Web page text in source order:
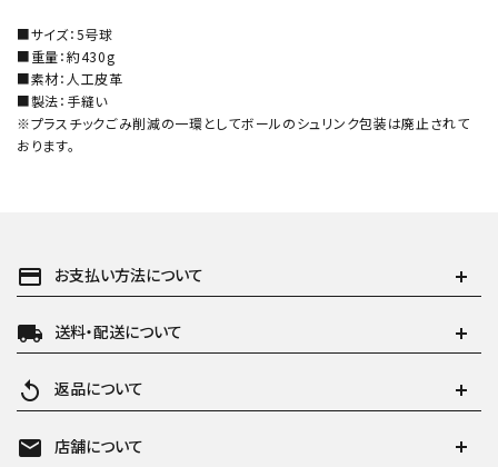
■サイズ：5号球
■重量：約430g
■素材：人工皮革
■製法：手縫い
※プラスチックごみ削減の一環としてボールのシュリンク包装は廃止されて
おります。
payment お支払い方法について
local_shipping 送料・配送について
replay 返品について
mail 店舗について